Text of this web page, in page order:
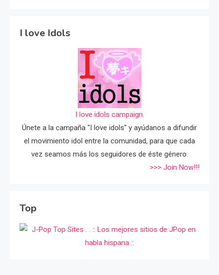
I love Idols
I love idols campaign.
Únete a la campaña "I love idols" y ayúdanos a difundir
el movimiento idol entre la comunidad, para que cada
vez seamos más los seguidores de éste género.
>>> Join Now!!!
Top